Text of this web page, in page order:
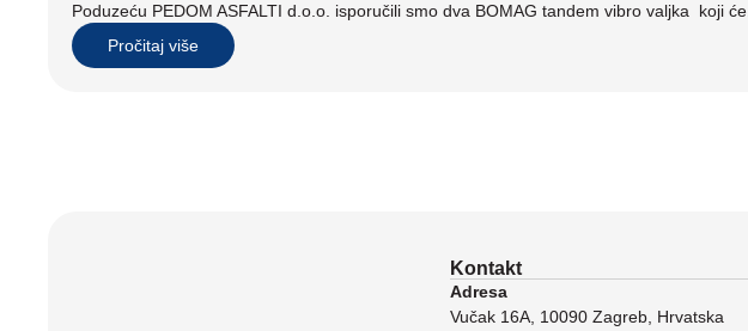
Poduzeću PEDOM ASFALTI d.o.o. isporučili smo dva BOMAG tandem vibro valjka koji će..
Pročitaj više
Kontakt
Adresa
Vučak 16A, 10090 Zagreb, Hrvatska